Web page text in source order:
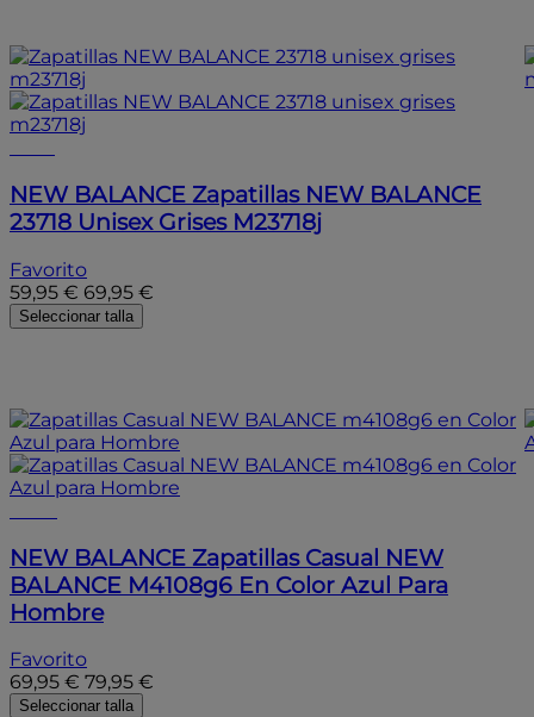
NEW BALANCE Zapatillas NEW BALANCE
23718 Unisex Grises M23718j
Favorito
59,95 € 69,95 €
Seleccionar talla
NEW BALANCE Zapatillas Casual NEW
BALANCE M4108g6 En Color Azul Para
Hombre
Favorito
69,95 € 79,95 €
Seleccionar talla